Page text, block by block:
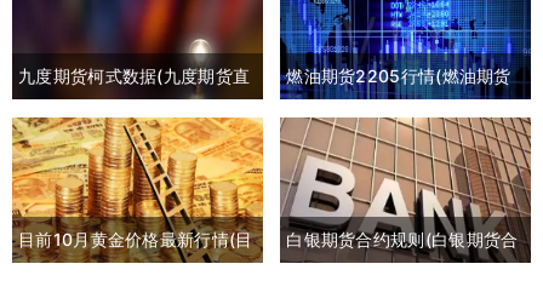
九度期货柯式数据(九度期货直
播间)
燃油期货2205行情(燃油期货
2105最新行情)
目前10月黄金价格最新行情(目 白银期货合约规则(白银期货合